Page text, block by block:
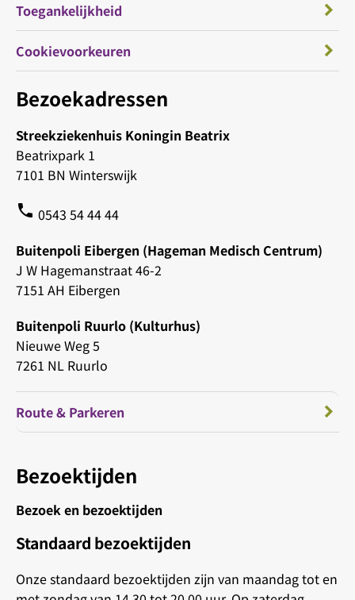
Bezoekadressen
Streekziekenhuis Koningin Beatrix
Beatrixpark 1
7101 BN Winterswijk
phone 0543 54 44 44
Buitenpoli Eibergen (Hageman Medisch Centrum)
J W Hagemanstraat 46-2
7151 AH Eibergen
Buitenpoli Ruurlo (Kulturhus)
Nieuwe Weg 5
7261 NL Ruurlo
Route & Parkeren
Bezoektijden
Bezoek en bezoektijden
Standaard bezoektijden
Onze standaard bezoektijden zijn van maandag tot en
Toegankelijkheid
Cookievoorkeuren